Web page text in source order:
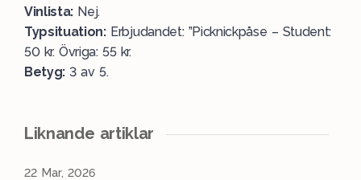
Vinlista: Nej.
Typsituation:Erbjudandet: ”Picknickpåse – Student:
50 kr. Övriga: 55 kr.
Betyg: 3 av 5.
Liknande artiklar
22 Mar, 2026